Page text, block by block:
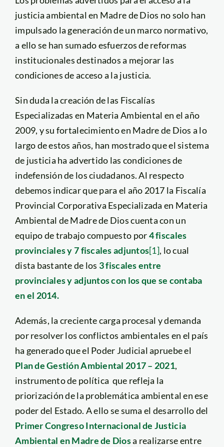
justicia ambiental en Madre de Dios no solo han
impulsado la generación de un marco normativo,
a ello se han sumado esfuerzos de reformas
institucionales destinados a mejorar las
condiciones de acceso a la justicia.
Sin duda la creación de las Fiscalías
Especializadas en Materia Ambiental en el año
2009, y su fortalecimiento en Madre de Dios a lo
largo de estos años, han mostrado que el sistema
de justicia ha advertido las condiciones de
indefensión de los ciudadanos. Al respecto
debemos indicar que para el año 2017 la Fiscalía
Provincial Corporativa Especializada en Materia
Ambiental de Madre de Dios cuenta con un
equipo de trabajo compuesto por4 fiscales
provinciales y 7 fiscales adjuntos[1], lo cual
dista bastante de los 3 fiscales entre
provinciales y adjuntos con los que se contaba
en el 2014.
Además, la creciente carga procesal y demanda
por resolver los conflictos ambientales en el país
ha generado que el Poder Judicial apruebe el
Plan de Gestión Ambiental 2017 – 2021,
instrumento de política que refleja la
priorización de la problemática ambiental en ese
poder del Estado. A ello se suma el desarrollo del
Primer Congreso Internacional de Justicia
Ambiental en Madre de Diosa realizarse entre